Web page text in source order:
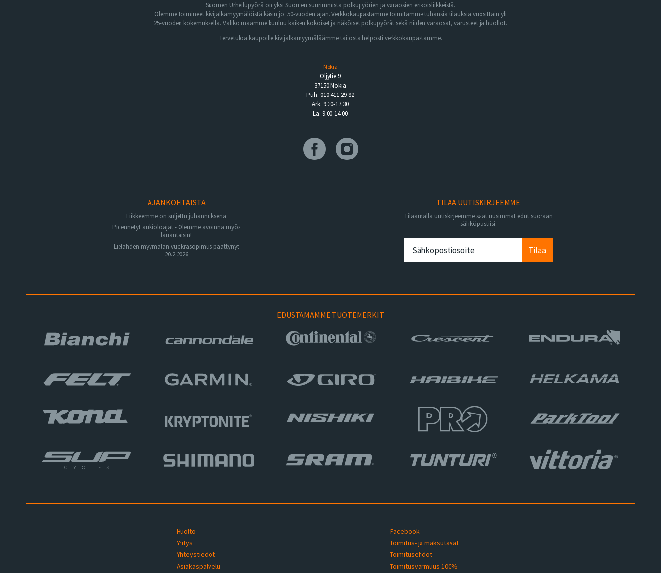
Suomen Urheilupyörä on yksi Suomen suurimmista polkupyörien ja varaosien erikoisliikkeistä.
Olemme toimineet kivijalkamyymälöistä käsin jo 50-vuoden ajan. Verkkokaupastamme toimitamme tuhansia tilauksia vuosittain yli
25-vuoden kokemuksella. Valikoimaamme kuuluu kaiken kokoiset ja näköiset polkupyörät sekä niiden varaosat, varusteet ja huollot.
Tervetuloa kaupoille kivijalkamyymäläämme tai osta helposti verkkokaupastamme.
Nokia
Öljytie 9
37150 Nokia
Puh. 010 411 29 82
Ark. 9.30-17.30
La. 9.00-14.00
AJANKOHTAISTA
Liikkeemme on suljettu juhannuksena
Pidennetyt aukioloajat - Olemme avoinna myös
lauantaisin!
Lielahden myymälän vuokrasopimus päättynyt
20.2.2026
TILAA UUTISKIRJEEMME
Tilaamalla uutiskirjeemme saat uusimmat edut suoraan
sähköpostiisi.
Tilaa
EDUSTAMAMME TUOTEMERKIT
Huolto
Yritys
Yhteystiedot
Asiakaspalvelu
Facebook
Toimitus- ja maksutavat
Toimitusehdot
Toimitusvarmuus 100%